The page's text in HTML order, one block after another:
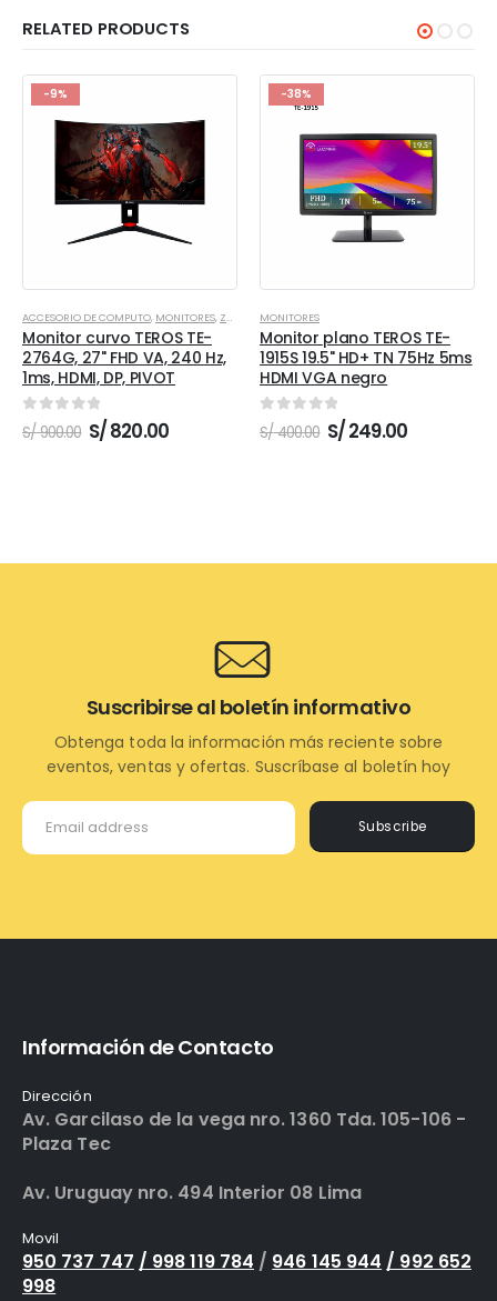
RELATED PRODUCTS
-9%
ACCESORIO DE COMPUTO, MONITORES, ZONA GAMER
Monitor curvo TEROS TE-
2764G, 27" FHD VA, 240 Hz,
1ms, HDMI, DP, PIVOT
out of 5
S/900.00 El
precio
S/820.00El
-38%
MONITORES
Monitor plano TEROS TE-
1915S 19.5" HD+ TN 75Hz 5ms
HDMI VGA negro
out of 5
S/400.00 El
precio
S/249.00El
Subscribe
Suscribirse al boletín informativo
Obtenga toda la información más reciente sobre
eventos, ventas y ofertas. Suscríbase al boletín hoy
Información de Contacto
Dirección
Av. Garcilaso de la vega nro. 1360 Tda. 105-106 -
Plaza Tec
Av. Uruguay nro. 494 Interior 08 Lima
Movil
950 737 747 / 998 119 784 / 946 145 944 / 992 652
998